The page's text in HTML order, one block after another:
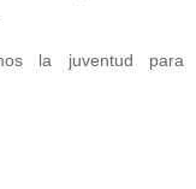
la juventud para